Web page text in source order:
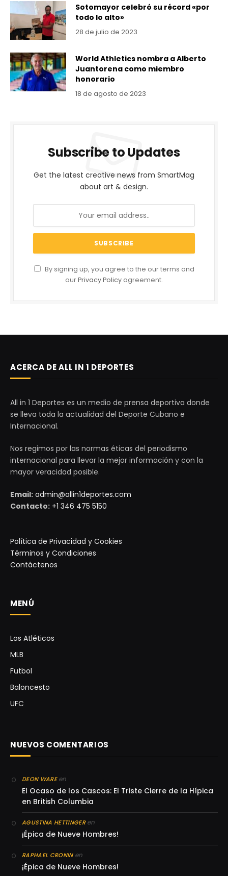
Sotomayor celebró su récord «por
todo lo alto»
28 de julio de 2023
World Athletics nombra a Alberto
Juantorena como miembro
honorario
18 de agosto de 2023
Subscribe to Updates
Get the latest creative news from SmartMag
about art & design.
By signing up, you agree to the our terms and
ourPrivacy Policy agreement.
ACERCA DE ALL IN 1 DEPORTES
All in 1 Deportes es un medio de prensa deportiva donde
se lleva toda la actualidad del Deporte Cubano e
Internacional.
Nos regimos por las normas éticas del periodismo
internacional para llevar la mejor información y con la
mayor veracidad posible.
Email: admin@allin1deportes.com
Contacto: +1 346 475 5150
Política de Privacidad y Cookies
Términos y Condiciones
Contáctenos
MENÚ
Los Atléticos
MLB
Futbol
Baloncesto
UFC
NUEVOS COMENTARIOS
DEON WAREen
El Ocaso de los Cascos: El Triste Cierre de la Hípica
en British Columbia
AGUSTINA HETTINGERen
¡Épica de Nueve Hombres!
RAPHAEL CRONINen
¡Épica de Nueve Hombres!